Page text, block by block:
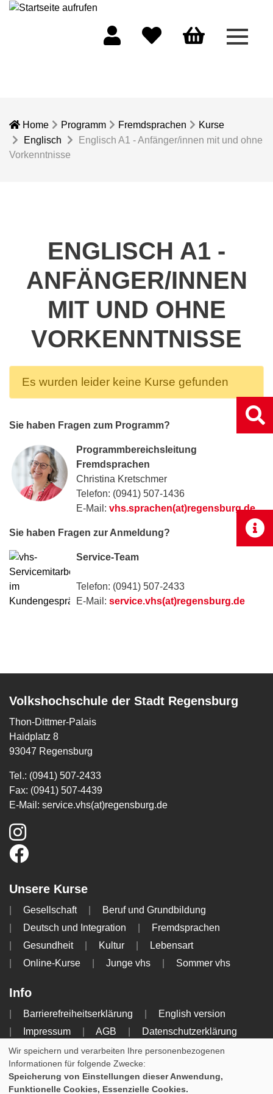
Menü
Home Programm Fremdsprachen
Kurse
Englisch
Englisch A1 - Anfänger/innen mit und ohne
Vorkenntnisse
ENGLISCH A1 -
ANFÄNGER/INNEN
MIT UND OHNE
VORKENNTNISSE
Es wurden leider keine Kurse gefunden
Sie haben Fragen zum Programm?
Programmbereichsleitung
Fremdsprachen
Christina Kretschmer
Telefon: (0941) 507-1436
E-Mail: vhs.sprachen(at)regensburg.de
Sie haben Fragen zur Anmeldung?
Service-Team
Telefon: (0941) 507-2433
E-Mail: service.vhs(at)regensburg.de
Volkshochschule der Stadt Regensburg
Thon-Dittmer-Palais
Haidplatz 8
93047 Regensburg
Tel.: (0941) 507-2433
Fax: (0941) 507-4439
E-Mail: service.vhs(at)regensburg.de
Unsere Kurse
Gesellschaft
Beruf und Grundbildung
Deutsch und Integration
Fremdsprachen
Gesundheit
Kultur
Lebensart
Online-Kurse
Junge vhs Sommer vhs
Info
Barrierefreiheitserklärung
English version
Impressum
AGB
Datenschutzerklärung
Widerrufsbelehrung
Cookie Einstellungen
Wir speichern und verarbeiten Ihre personenbezogenen
Informationen für folgende Zwecke:
Speicherung von Einstellungen dieser Anwendung,
Funktionelle Cookies, Essenzielle Cookies.